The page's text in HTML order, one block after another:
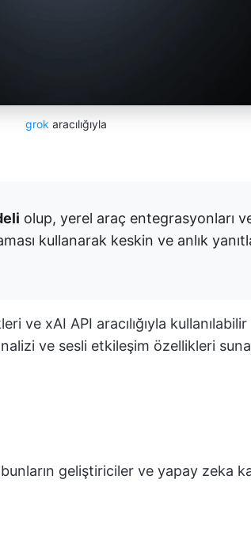
grok aracılığıyla
olup, yerel araç entegrasyonları
kullanarak keskin ve anlık
ve xAI API aracılığıyla
ve sesli etkileşim özellikleri
geliştiriciler ve yapay zeka